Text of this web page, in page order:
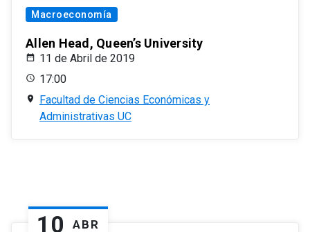
Macroeconomía
Allen Head, Queen’s University
11 de Abril de 2019
17:00
Facultad de Ciencias Económicas y
Administrativas UC
10 ABR